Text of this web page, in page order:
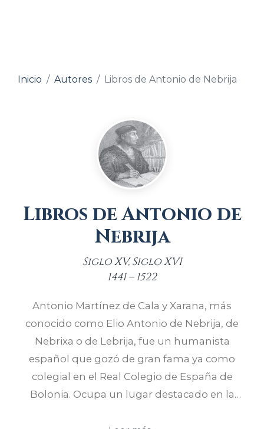
Inicio Autores Libros de Antonio de Nebrija
Libros de Antonio de
Nebrija
Siglo XV, Siglo XVI
1441 – 1522
Antonio Martínez de Cala y Xarana, más
conocido como Elio Antonio de Nebrija, de
Nebrixa o de Lebrija, fue un humanista
español que gozó de gran fama ya como
colegial en el Real Colegio de España de
Bolonia. Ocupa un lugar destacado en la